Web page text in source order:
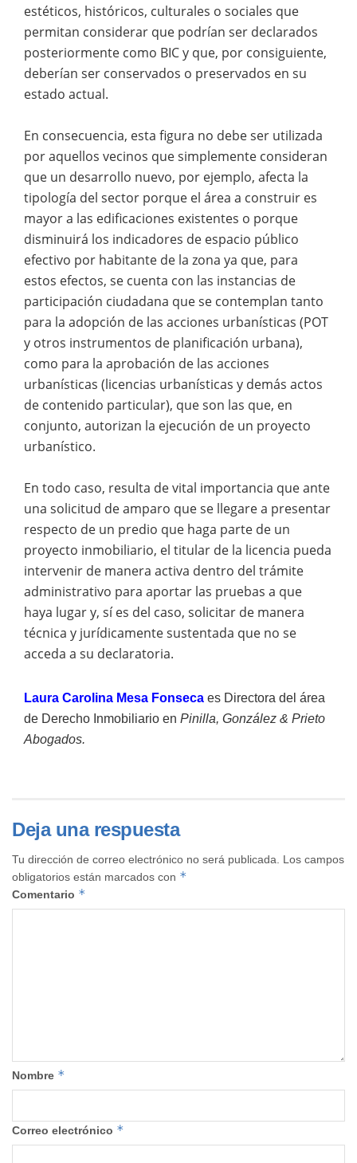
estéticos, históricos, culturales o sociales que
permitan considerar que podrían ser declarados
posteriormente como BIC y que, por consiguiente,
deberían ser conservados o preservados en su
estado actual.
En consecuencia, esta figura no debe ser utilizada
por aquellos vecinos que simplemente consideran
que un desarrollo nuevo, por ejemplo, afecta la
tipología del sector porque el área a construir es
mayor a las edificaciones existentes o porque
disminuirá los indicadores de espacio público
efectivo por habitante de la zona ya que, para
estos efectos, se cuenta con las instancias de
participación ciudadana que se contemplan tanto
para la adopción de las acciones urbanísticas (POT
y otros instrumentos de planificación urbana),
como para la aprobación de las acciones
urbanísticas (licencias urbanísticas y demás actos
de contenido particular), que son las que, en
conjunto, autorizan la ejecución de un proyecto
urbanístico.
En todo caso, resulta de vital importancia que ante
una solicitud de amparo que se llegare a presentar
respecto de un predio que haga parte de un
proyecto inmobiliario, el titular de la licencia pueda
intervenir de manera activa dentro del trámite
administrativo para aportar las pruebas a que
haya lugar y, sí es del caso, solicitar de manera
técnica y jurídicamente sustentada que no se
acceda a su declaratoria.
Laura Carolina Mesa Fonseca es Directora del área
de Derecho Inmobiliario en Pinilla, González & Prieto
Abogados.
Deja una respuesta
Tu dirección de correo electrónico no será publicada.
Los campos
obligatorios están marcados con *
Comentario *
Nombre *
Correo electrónico *